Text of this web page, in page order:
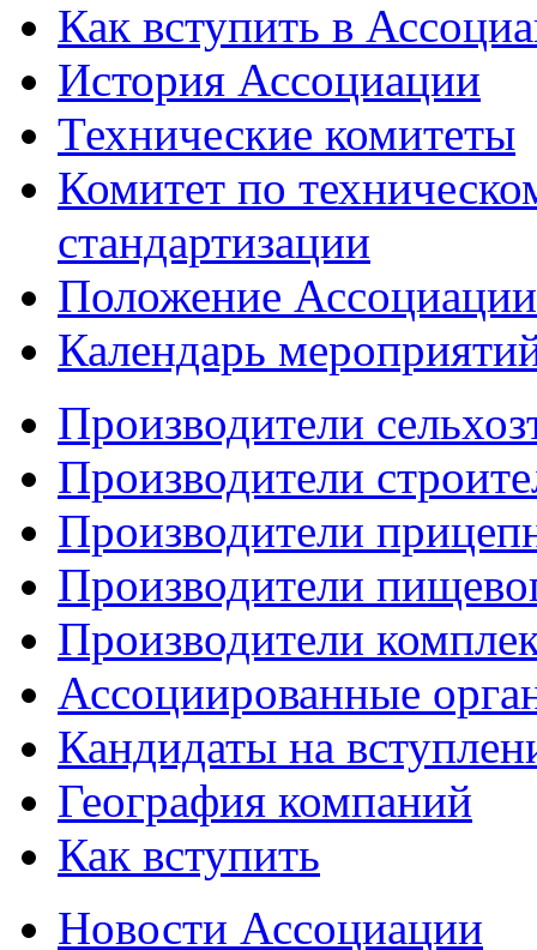
Как вступить в
История Ассоциации
Технические комитеты
Комитет по
стандартизации
Положение
Календарь
Производители
Производители
Производители
Производители
Производители
Ассоциированные
Кандидаты на
География компаний
Как вступить
Новости Ассоциации